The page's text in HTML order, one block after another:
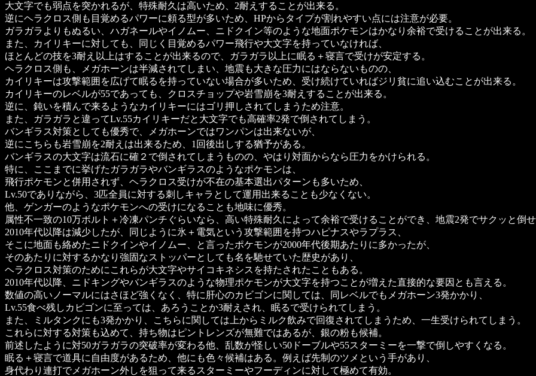
大文字でも弱点を突かれるが、特殊耐久は高いため、2耐えすることが出来る。
逆にヘラクロス側も目覚めるパワーに頼る型が多いため、HPからタイプが割れやすい点には注意が必要。
ガラガラよりもぬるい、ハガネールやイノムー、ニドクイン等のような地面ポケモンはかなり余裕で受けることが出来る。
また、カイリキーに対しても、同じく目覚めるパワー飛行や大文字を持っていなければ、
ほとんどの技を3耐え以上はすることが出来るので、ガラガラ以上に眠る＋寝言で受けが安定する。
ヘラクロス側も、メガホーンは半減されてしまい、地震も大きな圧力にはならないものの、
カイリキーは攻撃範囲を広げて眠るを持っていない場合が多いため、受け続けていればジリ貧に追い込むことが出来る。
カイリキーのレベルが55であっても、クロスチョップや岩雪崩を3耐えすることが出来る。
逆に、鈍いを積んで来るようなカイリキーにはゴリ押しされてしまうため注意。
また、ガラガラと違ってLv.55カイリキーだと大文字でも高確率2発で倒されてしまう。
バンギラス対策としても優秀で、メガホーンではワンパンは出来ないが、
逆にこちらも岩雪崩を2耐えは出来るため、1回後出しする猶予がある。
バンギラスの大文字は流石に確２で倒されてしまうものの、やはり対面からなら圧力をかけられる。
特に、ここまでに挙げたガラガラやバンギラスのようなポケモンは、
飛行ポケモンと併用されず、ヘラクロス受けが不在の基本選出パターンも多いため、
Lv.50でありながら、3匹全員に対する刺しキャラとして運用出来ることも少なくない。
他、ゲンガーのようなポケモンへの受けになることも地味に優秀。
属性不一致の10万ボルト＋冷凍パンチぐらいなら、高い特殊耐久によって余裕で受けることができ、地震2発でサクッと倒
2010年代以降は減少したが、同じように氷＋電気という攻撃範囲を持つハピナスやラプラス、
そこに地面も絡めたニドクインやイノムー、と言ったポケモンが2000年代後期あたりに多かったが、
そのあたりに対するかなり強固なストッパーとしても名を馳せていた歴史があり、
ヘラクロス対策のためにこれらが大文字やサイコキネシスを持たされたこともある。
2010年代以降、ニドキングやバンギラスのような物理ポケモンが大文字を持つことが増えた直接的な要因とも言える。
数値の高いノーマルにはさほど強くなく、特に肝心のカビゴンに関しては、同レベルでもメガホーン3発かかり、
Lv.55食べ残しカビゴンに至っては、あろうことか3耐えされ、眠るで受けられてしまう。
また、ミルタンクにも3発かかり、こちらに関しては上からミルク飲みで回復されてしまうため、一生受けられてしまう。
これらに対する対策も込めて、持ち物はピントレンズが無難ではあるが、銀の粉も候補。
前述したように対50ガラガラの突破率が変わる他、乱数が怪しい50ドーブルや55スターミーを一撃で倒しやすくなる。
眠る＋寝言で道具に自由度があるため、他にも色々候補はある。例えば先制のツメという手があり、
身代わり連打でメガホーン外しを狙って来るスターミーやフーディンに対して極めて有効。